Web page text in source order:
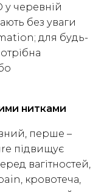
у черевній
без уваги
для будь-
нитками
перше –
підвищує
вагітностей,
кровотеча,